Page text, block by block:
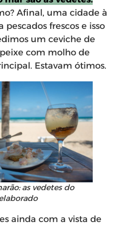
Afinal, uma cidade à
frescos e isso
um ceviche de
com molho de
Estavam ótimos.
as vedetes do
ainda com a vista de